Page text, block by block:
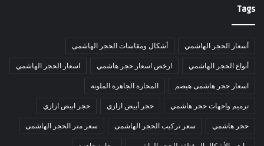
Tags
أسعار الحجر الهاشمي أشكال ومقاسات الحجر الهاشمى
أنواع الحجر الهاشمي ارخص اسعار حجر هاشمي اسعار الحجر الهاشمي
اسعار حجر هاشمى هيصم المحارة الجاهزة الملونة
ترميم واجهات حجر هاشمي حجر أبيض ازازي حجر ابيض ازازي
حجر هاشمي سعر تركيب الحجر الهاشمى سعر متر الحجر الهاشمى